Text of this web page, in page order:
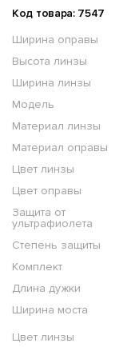
Код товара: 7547
Ширина оправы
Высота линзы
Ширина линзы
Модель
Материал линзы
Материал оправы
Цвет линзы
Цвет оправы
Защита от
ультрафиолета
Степень защиты
Комплект
Длина дужки
Ширина моста
Цвет линзы